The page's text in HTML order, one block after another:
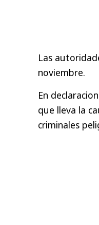
Las
noviembre.
En
que lleva la
criminales